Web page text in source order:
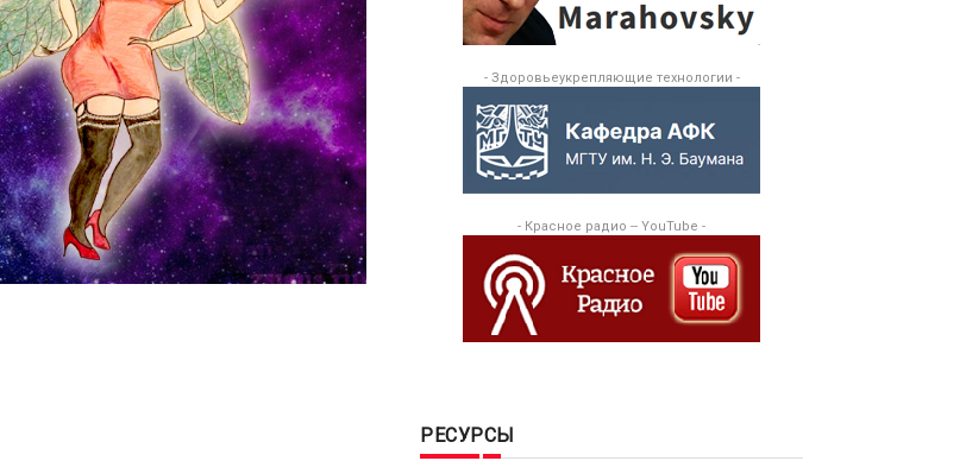
- Здоровьеукрепляющие технологии -
- Красное радио -- YouTube -
РЕСУРСЫ